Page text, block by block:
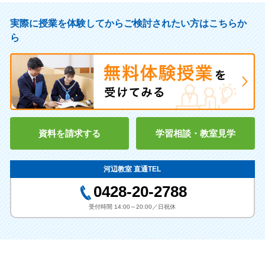
実際に授業を体験してからご検討されたい方はこちらか
ら
資料を請求する 学習相談・教室見学
河辺教室 直通TEL
0428-20-2788
受付時間 14:00～20:00／日祝休